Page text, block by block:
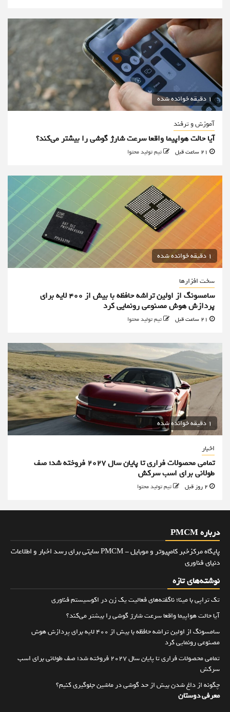
1 دقیقه خوانده شده
آموزش و ترفند
آیا حالت هواپیما واقعا سرعت شارژ گوشی را بیشتر می‌کند؟
تیم تولید محتوا
1 دقیقه خوانده شده
سخت افزارها
سامسونگ از اولین تراشه حافظه با بیش از ۴۰۰ لایه برای
پردازش هوش مصنوعی رونمایی کرد
تیم تولید محتوا
1 دقیقه خوانده شده
اخبار
تمامی محصولات فراری تا پایان سال ۲۰۲۷ فروخته شد؛ صف
طولانی برای اسب سرکش
تیم تولید محتوا
درباره PMCM
پایگاه مرکزخبر کامپیوتر و موبایل - PMCM سایتی برای رسد اخبار و اطلاعات
دنیای فناوری
نوشته‌های تازه
تک تراپی با مینا؛ ناگفته‌های فعالیت یک زن در اکوسیستم فناوری
آیا حالت هواپیما واقعا سرعت شارژ گوشی را بیشتر می‌کند؟
سامسونگ از اولین تراشه حافظه با بیش از ۴۰۰ لایه برای پردازش هوش
مصنوعی رونمایی کرد
تمامی محصولات فراری تا پایان سال ۲۰۲۷ فروخته شد؛ صف طولانی برای اسب
سرکش
چگونه از داغ شدن بیش از حد گوشی در ماشین جلوگیری کنیم؟
معرفی دوستان